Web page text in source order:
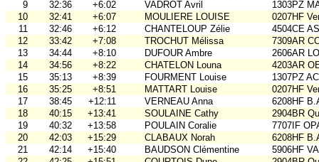
9
32:36 +6:02 VADROT Avril
1303PZ
10
32:41 +6:07 MOULIERE LOUISE
0207HF
11
32:46 +6:12 CHANTELOUP Zélie
4504CE
12
33:42 +7:08 TROCHUT Mélissa
7309AR
13
34:44 +8:10 DUFOUR Ambre
2606AR
14
34:56 +8:22 CHATELON Louna
4203AR
15
35:13 +8:39 FOURMENT Louise
1307PZ
16
35:25 +8:51 MATTART Louise
0207HF
17
38:45 +12:11 VERNEAU Anna
6208HF
18
40:15 +13:41 SOULAINE Cathy
2904BR
19
40:32 +13:58 POULAIN Coralie
7707IF
20
42:03 +15:29 CLABAUX Norah
6208HF
21
42:14 +15:40 BAUDSON Clémentine
5906HF